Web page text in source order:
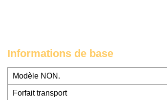
Informations de base
Modèle NON.
Forfait transport